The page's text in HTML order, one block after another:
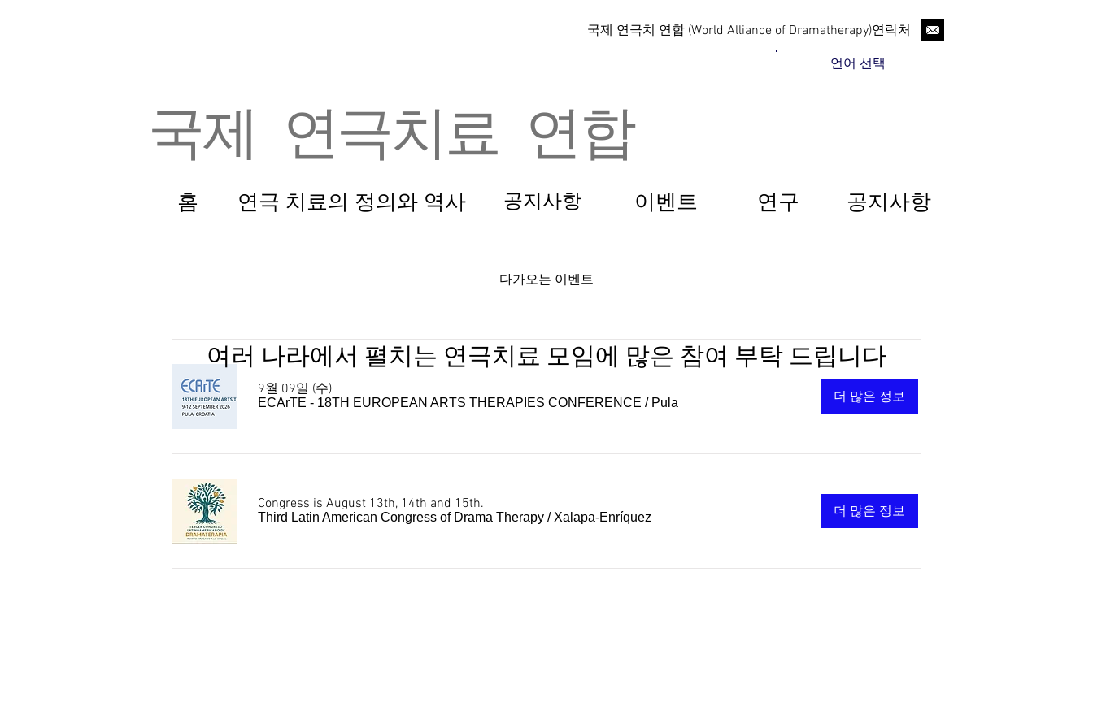
국제 연극치 연합 (World Alliance of Dramatherapy)연락처
국제 연극치료 연합
언어 선택
홈 연극 치료의 정의와 역사 이벤트
공지사항 연구 공지사항
다가오는 이벤트
9월 09일 (수)
ECArTE - 18TH EUROPEAN ARTS THERAPIES CONFERENCE / Pula 더 많은 정보
Congress is August 13th, 14th and 15th.
Third Latin American Congress of Drama Therapy / Xalapa-Enríquez 더 많은 정보
여러 나라에서 펼치는 연극치료 모임에 많은 참여 부탁 드립니다